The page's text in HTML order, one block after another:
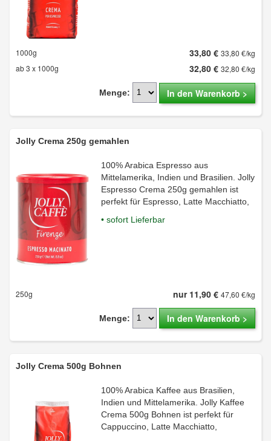
1000g 33,80 € 33,80 €/kg
ab 3 x 1000g
32,80 € 32,80 €/kg
Menge: In den Warenkorb >
Jolly Crema 250g gemahlen
100% Arabica Espresso aus
Mittelamerika, Indien und Brasilien. Jolly
Espresso Crema 250g gemahlen ist
perfekt für Espresso, Latte Macchiatto,
• sofort Lieferbar
250g nur 11,90 € 47,60 €/kg
Menge: In den Warenkorb >
Jolly Crema 500g Bohnen
100% Arabica Kaffee aus Brasilien,
Indien und Mittelamerika. Jolly Kaffee
Crema 500g Bohnen ist perfekt für
Cappuccino, Latte Macchiatto,